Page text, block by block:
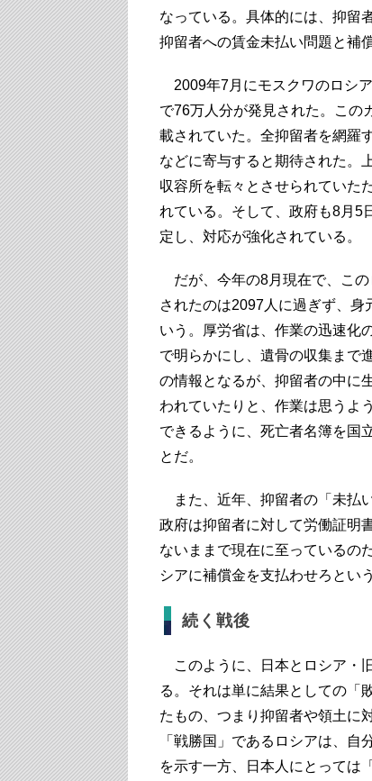
なっている。具体的には、抑留
抑留者への賃金未払い問題と補
2009年7月にモスクワのロシ
で76万人分が発見された。この
載されていた。全抑留者を網羅
などに寄与すると期待された。
収容所を転々とさせられていた
れている。そして、政府も8月5
定し、対応が強化されている。
だが、今年の8月現在で、この
されたのは2097人に過ぎず、
いう。厚労省は、作業の迅速化
で明らかにし、遺骨の収集まで
の情報となるが、抑留者の中に
われていたりと、作業は思うよ
できるように、死亡者名簿を国
とだ。
また、近年、抑留者の「未払
政府は抑留者に対して労働証明
ないままで現在に至っているの
シアに補償金を支払わせろとい
続く戦後
このように、日本とロシア・
る。それは単に結果としての「
たもの、つまり抑留者や領土に
「戦勝国」であるロシアは、
を示す一方、日本人にとっては